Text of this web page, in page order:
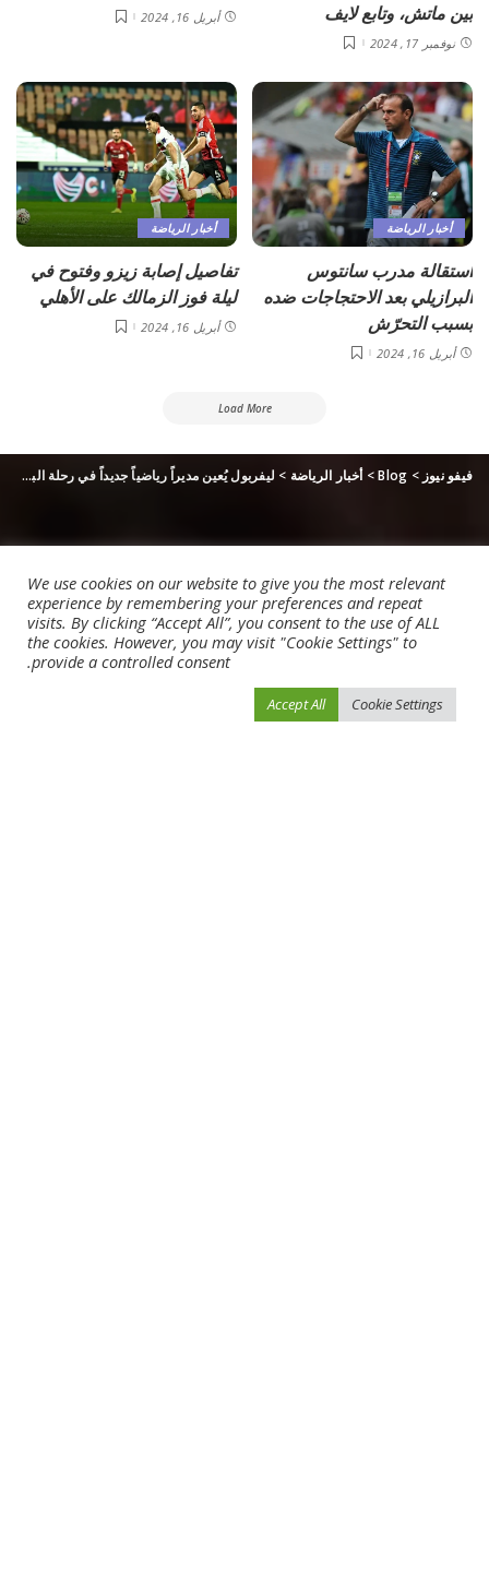
بين ماتش، وتابع لايف
نوفمبر 17, 2024
أبريل 16, 2024
أخبار الرياضة
استقالة مدرب سانتوس
البرازيلي بعد الاحتجاجات ضده
بسبب التحرّش
أبريل 16, 2024
أخبار الرياضة
تفاصيل إصابة زيزو وفتوح في
ليلة فوز الزمالك على الأهلي
أبريل 16, 2024
Load More
فيفو نيوز >
Blog
> أخبار الرياضة > ليفربول يُعين مديراً رياضياً جديداً في رحلة البحث مع بعض كلوب
We use cookies on our website to give you the most relevant
experience by remembering your preferences and repeat
visits. By clicking “Accept All”, you consent to the use of ALL
the cookies. However, you may visit "Cookie Settings" to
provide a controlled consent.
Cookie Settings
Accept All